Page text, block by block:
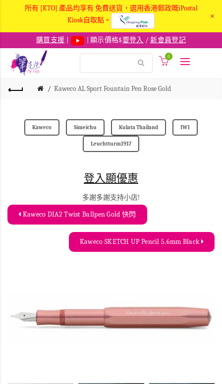
所有 [KTO] 產品均享有 免費送貨，選用香港郵政嘅iPostal
Kiosk自取點。
×
購買支援 | 顯示價格$要登入 /新會員登記
0
Kaweco AL Sport Fountain Pen Rose Gold
Kaweco Simeichu Kulata Thailand IWI
Leuchtturm1917
登入顯優惠
多謝多謝支持小店!
Kaweco DIA2 Twist Ballpen Gold 快閃
Kaweco SKETCH UP Pencil 5.6mm Black